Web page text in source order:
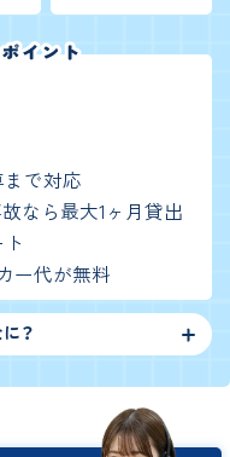
まで対応
なら最大1ヶ月貸出
ー代が無料
？